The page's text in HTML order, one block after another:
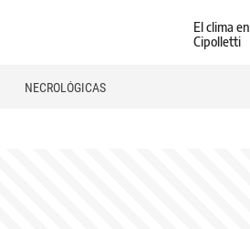
El clima en
Cipolletti
NECROLÓGICAS